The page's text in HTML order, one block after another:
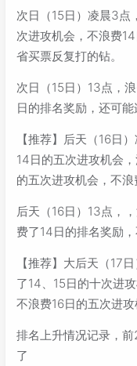
次日（15日）凌晨3点
次进攻机会，不浪费
省买票反复打的钻。
次日（15日）13点，
日的排名奖励，还可
【推荐】后天（16日
14日的五次进攻机会
的五次进攻机会，不
后天（16日）13点，
费了14日的排名奖励
【推荐】大后天（17
了14、15日的十次进
不浪费16日的五次进
排名上升情况记录，
了